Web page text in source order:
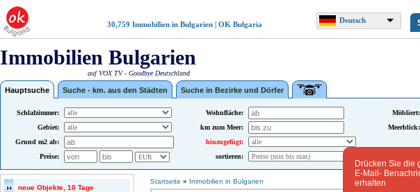
30,759 Immobilien in Bulgarien | OK Bulgaria Deutsch
Immobilien Bulgarien
auf VOX TV - Goodbye Deutschland
Hauptsuche Suche - km. aus den Städten Suche in Bezirke und Dörfer
Schlafzimmer: Wohnfläche:
Möbliert:
Gebiet:
km zum Meer:
Meerblick:
Grund m2 ab:
hinzugefügt:
Preise:
sortieren:
neue Objekte, 10 Tage
Startseite » Immobilien in Bulgarien
Drücken Sie die
E-Mail-
erhalten